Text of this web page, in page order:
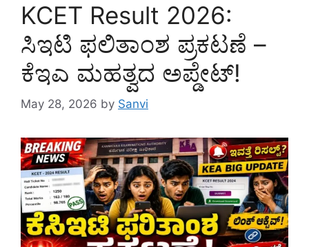
KCET Result 2026:
ಸಿಇಟಿ ಫಲಿತಾಂಶ ಪ್ರಕಟಣೆ –
ಕೆಇಎ ಮಹತ್ವದ ಅಪ್ಡೇಟ್!
May 28, 2026 by Sanvi